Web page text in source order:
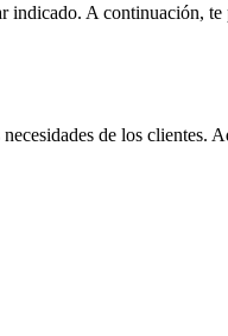
indicado. A continuación,
de los clientes.